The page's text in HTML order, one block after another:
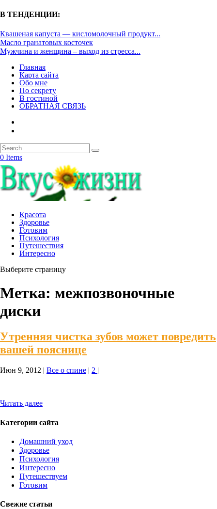
В ТЕНДЕНЦИИ:
Квашеная капуста — кисломолочный продукт...
Масло гранатовых косточек
Мужчина и женщина – выход из стресса...
Главная
Карта сайта
Обо мне
По секрету
В гостиной
ОБРАТНАЯ СВЯЗЬ
0 Items
Красота
Здоровье
Готовим
Психология
Путешествия
Интересно
Выберите страницу
Метка: межпозвоночные
диски
Утренняя чистка зубов может повредить
вашей пояснице
Июн 9, 2012 | Все о спине | 2 |
Читать далее
Категории сайта
Домашний уход
Здоровье
Психология
Интересно
Путешествуем
Готовим
Свежие статьи